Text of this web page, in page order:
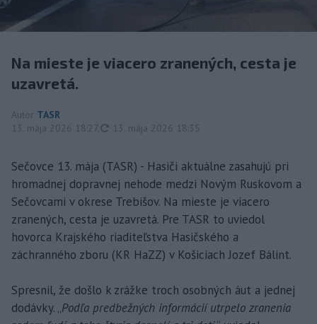
Na mieste je viacero zranených, cesta je
uzavretá.
Autor TASR
13. mája 2026 18:27
aktualizované
13. mája 2026 18:35
Sečovce 13. mája (TASR) - Hasiči aktuálne zasahujú pri
hromadnej dopravnej nehode medzi Novým Ruskovom a
Sečovcami v okrese Trebišov. Na mieste je viacero
zranených, cesta je uzavretá. Pre TASR to uviedol
hovorca Krajského riaditeľstva Hasičského a
záchranného zboru (KR HaZZ) v Košiciach Jozef Bálint.
Spresnil, že došlo k zrážke troch osobných áut a jednej
dodávky. „Podľa predbežných informácií utrpelo zranenia